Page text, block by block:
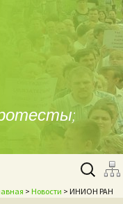
Найти:
> Новости > ИНИОН РАН